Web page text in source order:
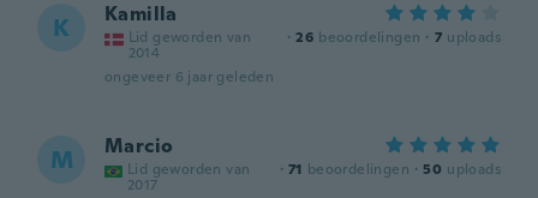
K Kamilla
Lid geworden van
2014
· 26 beoordelingen · 7 uploads
ongeveer 6 jaar geleden
M Marcio
Lid geworden van
2017
· 71 beoordelingen · 50 uploads